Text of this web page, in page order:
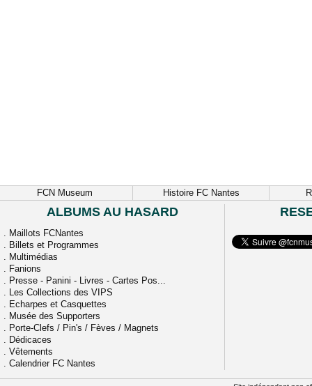
FCN Museum Histoire FC Nantes
ALBUMS AU HASARD
. Maillots FCNantes
. Billets et Programmes
. Multimédias
. Fanions
. Presse - Panini - Livres - Cartes Pos...
. Les Collections des VIPS
. Echarpes et Casquettes
. Musée des Supporters
. Porte-Clefs / Pin's / Fèves / Magnets
. Dédicaces
. Vêtements
. Calendrier FC Nantes